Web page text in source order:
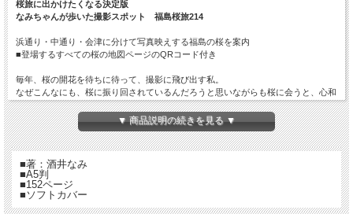
桜旅に出かけたくなる決定版
なみちゃんが歩いた撮影スポット 福島桜旅214
浜通り・中通り・会津に分けて写真映えする福島の桜を案内
■登場するすべての桜の地図ページのQRコード付き
毎年、桜の開花を待ちに待って、撮影に飛び出す私。
なぜこんなにも、桜に振り回されているんだろうと思いながらも桜に会うと、心和
み心弾みワクワク感が止まらないのです。
「また来たよ」と桜に挨拶し、撮影を開始しますが、あー！日本人で良かった。や
っぱり春が好き！桜が好き！そして福島県が大好きなのです。
こんなにも恵まれた地をもっと知ってもらいたい、知らない人にも見てもらいたい
▼ 商品説明の続きを見る ▼
■著：酒井なみ
■A5判
■152ページ
■ソフトカバー